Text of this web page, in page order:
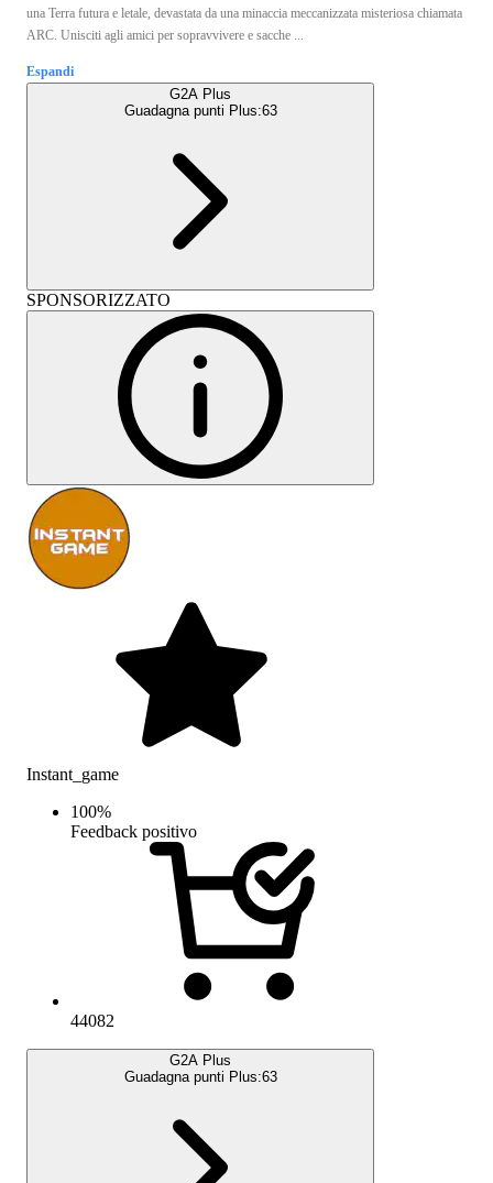
una Terra futura e letale, devastata da una minaccia meccanizzata misteriosa chiamata
ARC. Unisciti agli amici per sopravvivere e sacche ...
Espandi
G2A Plus
Guadagna punti Plus:63
SPONSORIZZATO
Instant_game
100%
Feedback positivo
44082
G2A Plus
Guadagna punti Plus:63